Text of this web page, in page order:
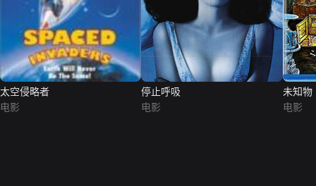
太空侵略者
电影
停止呼吸
电影
未知物
电影